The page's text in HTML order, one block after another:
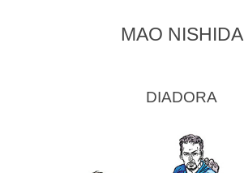
MAO NISHIDA
DIADORA